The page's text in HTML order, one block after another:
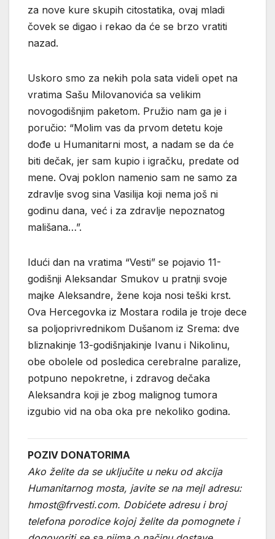
za nove kure skupih citostatika, ovaj mladi
čovek se digao i rekao da će se brzo vratiti
nazad.
Uskoro smo za nekih pola sata videli opet na
vratima Sašu Milovanovića sa velikim
novogodišnjim paketom. Pružio nam ga je i
poručio: “Molim vas da prvom detetu koje
dođe u Humanitarni most, a nadam se da će
biti dečak, jer sam kupio i igračku, predate od
mene. Ovaj poklon namenio sam ne samo za
zdravlje svog sina Vasilija koji nema još ni
godinu dana, već i za zdravlje nepoznatog
mališana…”.
Idući dan na vratima “Vesti” se pojavio 11-
godišnji Aleksandar Smukov u pratnji svoje
majke Aleksandre, žene koja nosi teški krst.
Ova Hercegovka iz Mostara rodila je troje dece
sa poljoprivrednikom Dušanom iz Srema: dve
bliznakinje 13-godišnjakinje Ivanu i Nikolinu,
obe obolele od posledica cerebralne paralize,
potpuno nepokretne, i zdravog dečaka
Aleksandra koji je zbog malignog tumora
izgubio vid na oba oka pre nekoliko godina.
POZIV DONATORIMA
Ako želite da se uključite u neku od akcija
Humanitarnog mosta, javite se na mejl adresu:
hmost@frvesti.com. Dobićete adresu i broj
telefona porodice kojoj želite da pomognete i